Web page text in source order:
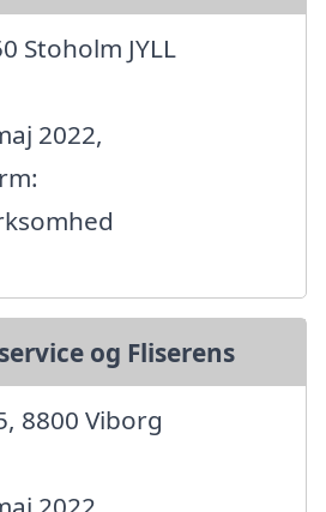
Stoholm JYLL
2022,
og Fliserens
8800 Viborg